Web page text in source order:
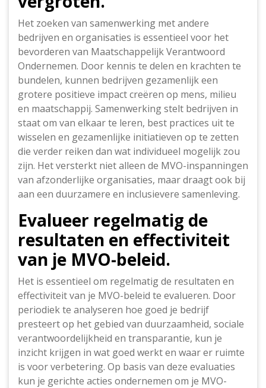
Het zoeken van samenwerking met andere
bedrijven en organisaties is essentieel voor het
bevorderen van Maatschappelijk Verantwoord
Ondernemen. Door kennis te delen en krachten te
bundelen, kunnen bedrijven gezamenlijk een
grotere positieve impact creëren op mens, milieu
en maatschappij. Samenwerking stelt bedrijven in
staat om van elkaar te leren, best practices uit te
wisselen en gezamenlijke initiatieven op te zetten
die verder reiken dan wat individueel mogelijk zou
zijn. Het versterkt niet alleen de MVO-inspanningen
van afzonderlijke organisaties, maar draagt ook bij
aan een duurzamere en inclusievere samenleving.
Evalueer regelmatig de
resultaten en effectiviteit
van je MVO-beleid.
Het is essentieel om regelmatig de resultaten en
effectiviteit van je MVO-beleid te evalueren. Door
periodiek te analyseren hoe goed je bedrijf
presteert op het gebied van duurzaamheid, sociale
verantwoordelijkheid en transparantie, kun je
inzicht krijgen in wat goed werkt en waar er ruimte
is voor verbetering. Op basis van deze evaluaties
kun je gerichte acties ondernemen om je MVO-